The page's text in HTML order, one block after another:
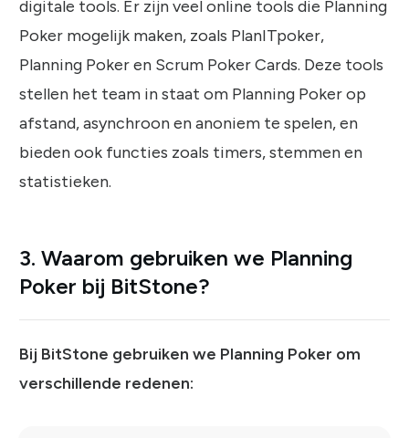
digitale tools. Er zijn veel online tools die Planning
Poker mogelijk maken, zoals PlanITpoker,
Planning Poker en Scrum Poker Cards. Deze tools
stellen het team in staat om Planning Poker op
afstand, asynchroon en anoniem te spelen, en
bieden ook functies zoals timers, stemmen en
statistieken.
3. Waarom gebruiken we Planning
Poker bij BitStone?
Bij BitStone gebruiken we Planning Poker om
verschillende redenen: